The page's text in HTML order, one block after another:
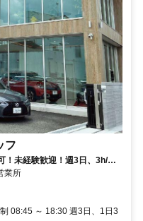
フ
！未経験歓迎！週3日、3h/
み下ろしナシ！
業所
08:45 ～ 18:30 週3日、1日3